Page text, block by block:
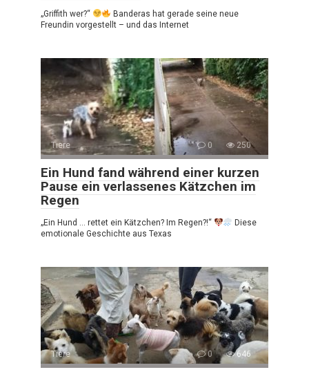
„Griffith wer?“
Banderas hat gerade seine neue
Freundin vorgestellt – und das Internet
Tiere 0 250
Ein Hund fand während einer kurzen
Pause ein verlassenes Kätzchen im
Regen
„Ein Hund … rettet ein Kätzchen? Im Regen?!“
Diese
emotionale Geschichte aus Texas
Tiere 0 646